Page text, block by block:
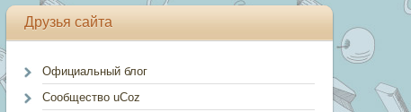
Друзья сайта
Официальный блог
Сообщество uCoz